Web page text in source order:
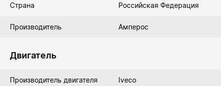
Страна Российская Федерация
Производитель Амперос
Двигатель
Производитель двигателя Iveco